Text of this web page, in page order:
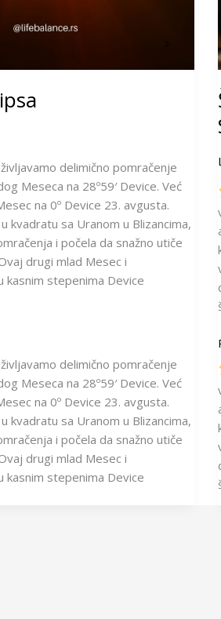
delimično pomračenje
Meseca na 28º59′ Device. Već
na 0º Device 23. avgusta.
kvadratu sa Uranom u Blizancima,
i počela da snažno utiče
drugi mlad Mesec i
kasnim stepenima Device
delimično pomračenje
Meseca na 28º59′ Device. Već
na 0º Device 23. avgusta.
kvadratu sa Uranom u Blizancima,
i počela da snažno utiče
drugi mlad Mesec i
kasnim stepenima Device